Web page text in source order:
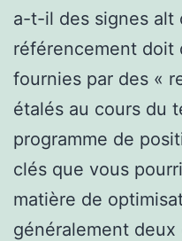
a-t-il des signes
référencement doit
fournies par des «
étalés au cours du
programme de
clés que vous
matière de
généralement deux